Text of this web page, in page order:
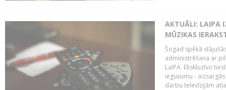
AKTUĀLI: LAIPA
MŪZIKAS
Šogad spēkā
administrēšana ar
LaIPA. Ekskluzīvo
ieguvumu -
darbu televīzijām